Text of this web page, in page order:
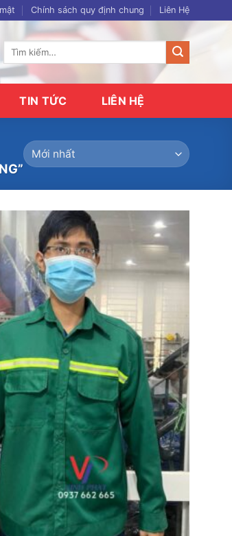
Chính sách quy định chung Liên Hệ
Tìm
TIN TỨC LIÊN HỆ